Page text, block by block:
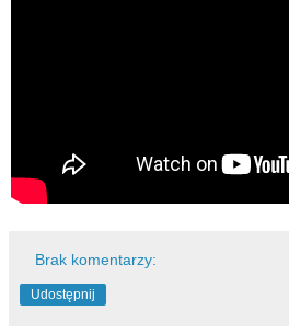
Brak komentarzy:
Udostępnij